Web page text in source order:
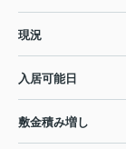
現況
入居可能日
敷金積み増し